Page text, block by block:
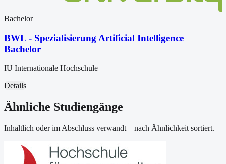
Bachelor
BWL - Spezialisierung Artificial Intelligence
Bachelor
IU Internationale Hochschule
Details
Ähnliche Studiengänge
Inhaltlich oder im Abschluss verwandt – nach Ähnlichkeit sortiert.